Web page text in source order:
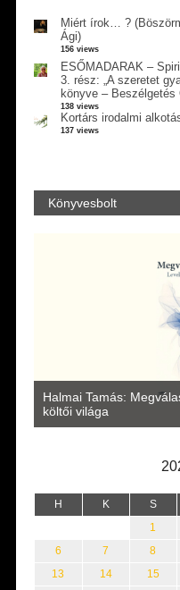
Miért írok… ?
Ági)
156 views
ESŐMADARAK –
3. rész: „A szeretet
könyve –
138 views
Kortárs irodalmi
137 views
Könyvesbolt
Halmai Tamás:
költői világa
H K S
1
6
7 8
13
14 15